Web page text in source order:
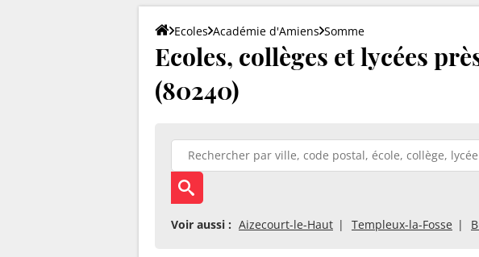
Ecoles Académie d'Amiens Somme
Ecoles, collèges et lycées
(80240)
Voir aussi : Aizecourt-le-Haut Templeux-la-Fosse